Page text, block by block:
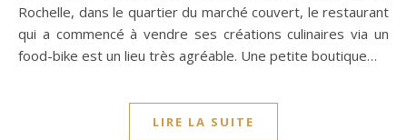
Rochelle, dans le quartier du marché couvert, le restaurant
qui a commencé à vendre ses créations culinaires via un
food-bike est un lieu très agréable. Une petite boutique…
LIRE LA SUITE